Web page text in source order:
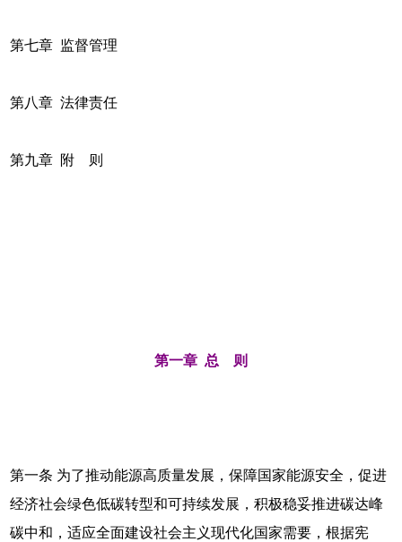
第七章 监督管理
第八章 法律责任
第九章 附 则
第一章 总 则
第一条 为了推动能源高质量发展，保障国家能源安全，促进
经济社会绿色低碳转型和可持续发展，积极稳妥推进碳达峰
碳中和，适应全面建设社会主义现代化国家需要，根据宪